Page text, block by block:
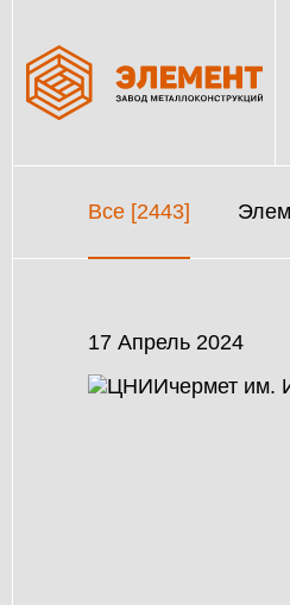
Все [2443]
17 Апрель 2024